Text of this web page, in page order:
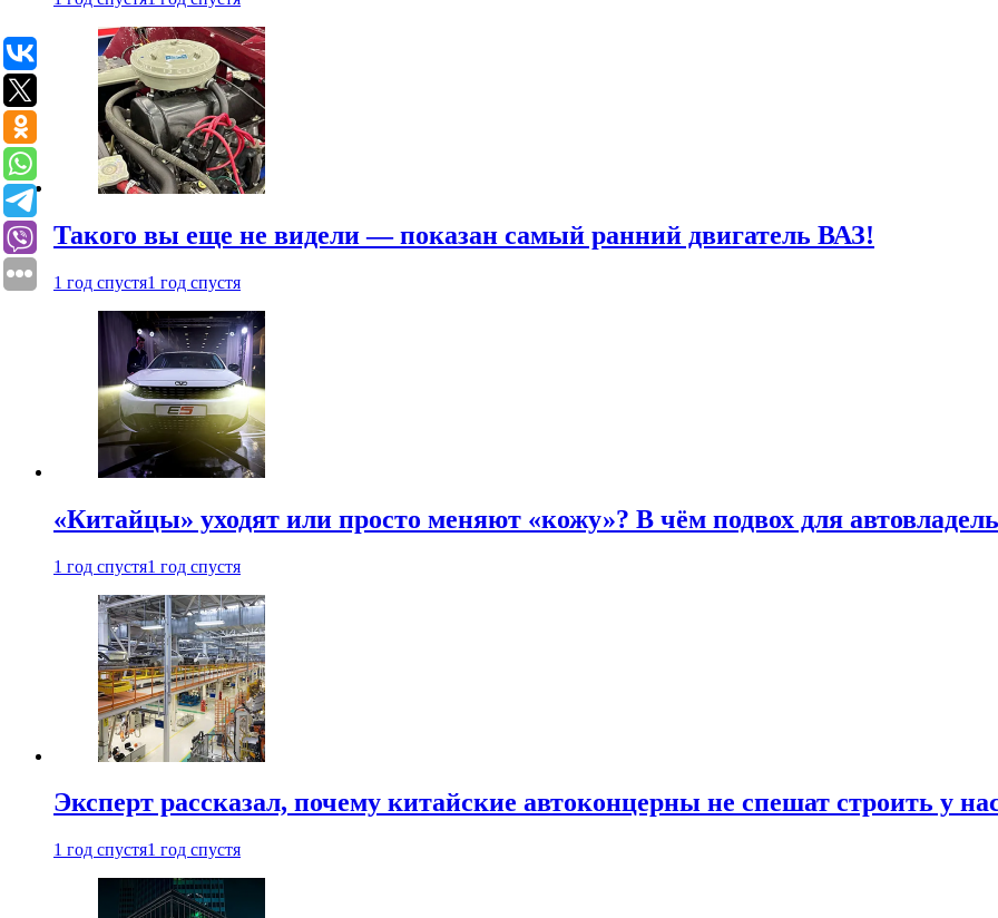
Такого вы еще не видели — показан самый ранний двигатель ВАЗ!
1 год спустя1 год спустя
«Китайцы» уходят или просто меняют «кожу»? В чём подвох для
1 год спустя1 год спустя
Эксперт рассказал, почему китайские автоконцерны не спешат строить у
1 год спустя1 год спустя